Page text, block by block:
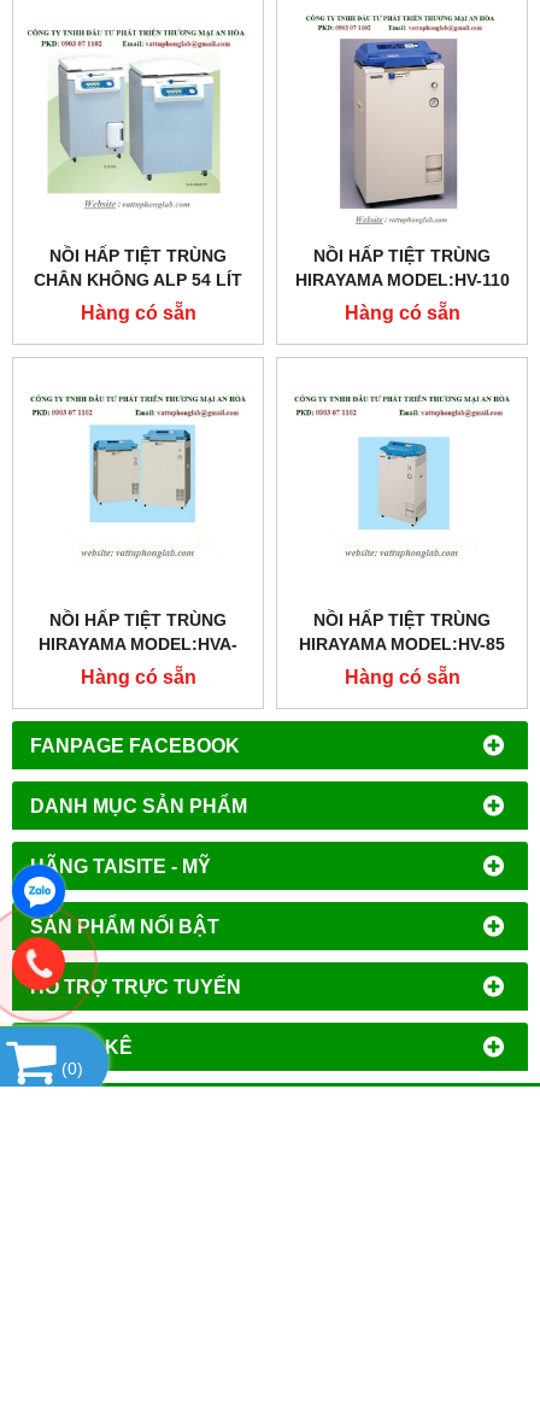
FANPAGE FACEBOOK
DANH MỤC SẢN PHẨM
HÃNG TAISITE - MỸ
SẢN PHẨM NỔI BẬT
HỔ TRỢ TRỰC TUYẾN
THỐNG KÊ
NỒI HẤP TIỆT TRÙNG
CHÂN KHÔNG ALP 54 LÍT
MODEL:CLG-32L
Hàng có sẵn
NỒI HẤP TIỆT TRÙNG
HIRAYAMA MODEL:HV-110
Hàng có sẵn
NỒI HẤP TIỆT TRÙNG
HIRAYAMA MODEL:HVA-
110
Hàng có sẵn
NỒI HẤP TIỆT TRÙNG
HIRAYAMA MODEL:HV-85
Hàng có sẵn
(0)